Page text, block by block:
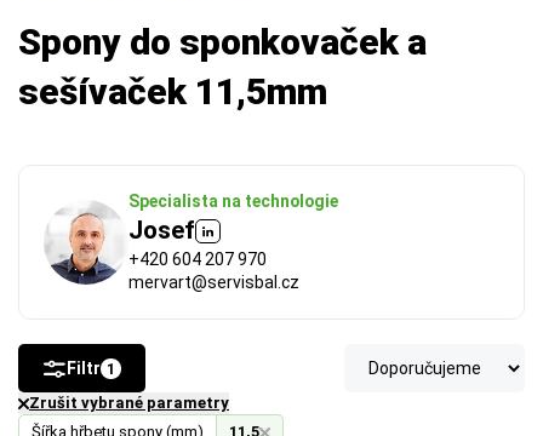
Spony do sponkovaček a
sešívaček 11,5mm
Specialista na technologie
Josef
+420 604 207 970
mervart@servisbal.cz
Šířka hřbetu spony (mm) 11,5
Zrušit vybrané parametry
Filtr 1